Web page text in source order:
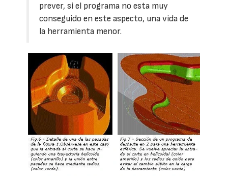
prever, si el programa no esta muy
conseguido en este aspecto, una vida de
la herramienta menor.